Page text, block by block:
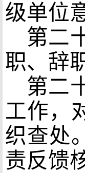
级单位
第二
职、辞
第二
工作，
织查处
责反馈